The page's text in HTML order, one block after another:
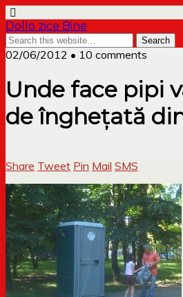
Dollo zice Bine
02/06/2012 • 10 comments
Unde face pipi
de înghețată
Share Tweet Pin Mail SMS